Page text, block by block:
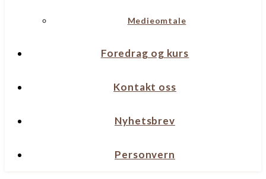
Medieomtale
Foredrag og kurs
Kontakt oss
Nyhetsbrev
Personvern